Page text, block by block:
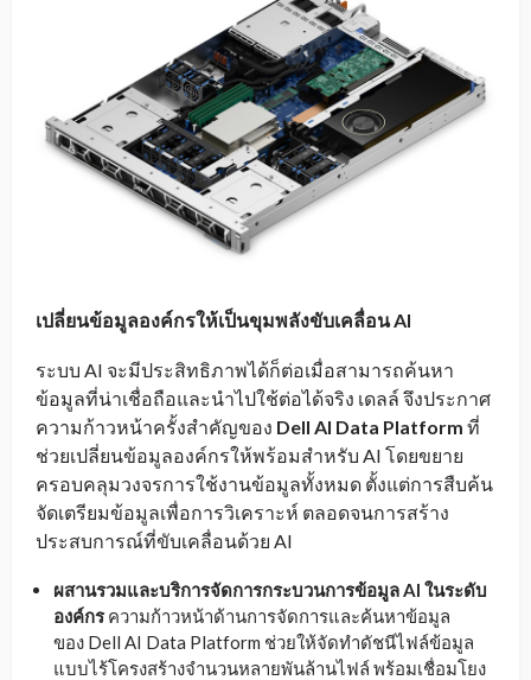
เปลี่ยนข้อมูลองค์กรให้เป็นขุมพลังขับเคลื่อนAI
ระบบ AI จะมีประสิทธิภาพได้ก็ต่อเมื่อสามารถค้นหา
ข้อมูลที่น่าเชื่อถือและนำไปใช้ต่อได้จริง เดลล์ จึงประกาศ
ความก้าวหน้าครั้งสำคัญของ Dell AI Data Platform ที่
ช่วยเปลี่ยนข้อมูลองค์กรให้พร้อมสำหรับ AI โดยขยาย
ครอบคลุมวงจรการใช้งานข้อมูลทั้งหมด ตั้งแต่การสืบค้น
จัดเตรียมข้อมูลเพื่อการวิเคราะห์ ตลอดจนการสร้าง
ประสบการณ์ที่ขับเคลื่อนด้วย AI
ผสานรวมและบริการจัดการกระบวนการข้อมูลAI ในระดับ
องค์กรความก้าวหน้าด้านการจัดการและค้นหาข้อมูล
ของ Dell AI Data Platform ช่วยให้จัดทำดัชนีไฟล์ข้อมูล
แบบไร้โครงสร้างจำนวนหลายพันล้านไฟล์ พร้อมเชื่อมโยง